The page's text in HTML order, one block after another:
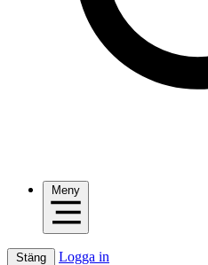
Meny
Stäng Logga in